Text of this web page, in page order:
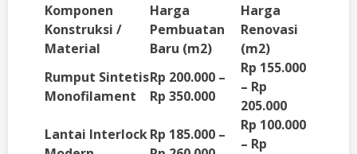
Komponen
Konstruksi /
Material
Harga
Pembuatan
Baru (m2)
Harga
Renovasi
(m2)
Rumput Sintetis
Monofilament
Rp 200.000 –
Rp 350.000
Rp 155.000
– Rp
205.000
Lantai InterlockRp 185.000 –
Rp 100.000
– Rp